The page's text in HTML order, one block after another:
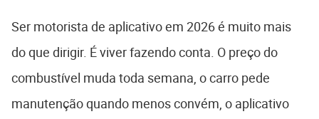
Ser motorista de aplicativo em 2026 é muito mais
do que dirigir. É viver fazendo conta. O preço do
combustível muda toda semana, o carro pede
manutenção quando menos convém, o aplicativo